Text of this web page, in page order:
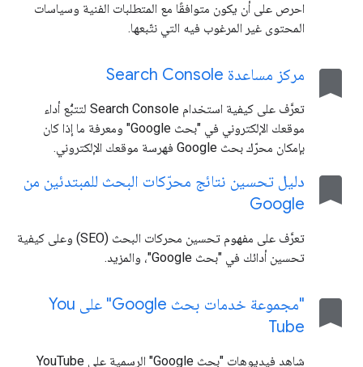
احرص على أن يكون متوافقًا مع المتطلبات الفنية وسياسات
المحتوى غير المرغوب فيه التي نتّبعها.
bookmark مركز مساعدة Search Console
تعرَّف على كيفية استخدام Search Console لتتبُّع أداء
موقعك الإلكتروني في "بحث Google" ومعرفة ما إذا كان
بإمكان محرّك بحث Google فهرسة موقعك الإلكتروني.
bookmark
دليل تحسين نتائج محرّكات البحث للمبتدئين من
Google
تعرَّف على مفهوم تحسين محركات البحث (SEO) وعلى كيفية
تحسين أدائك في "بحث Google"، والمزيد.
bookmark
"مجموعة خدمات بحث Google" على You
Tube
شاهِد فيديوهات "بحث Google" الرسمية على YouTube